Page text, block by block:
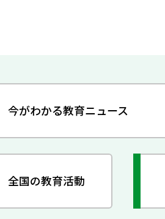
今がわかる教育ニュース
全国の教育活動